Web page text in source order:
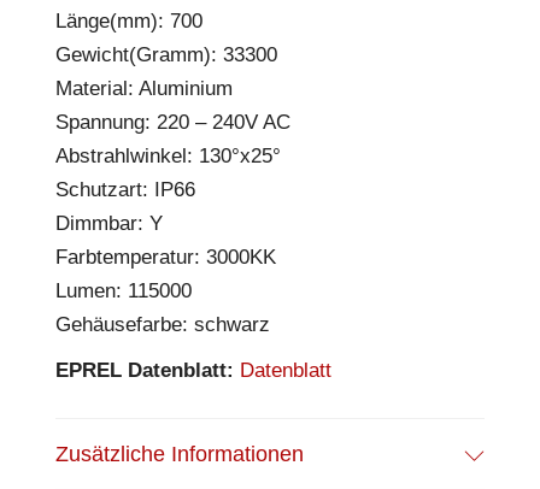
Länge(mm): 700
Gewicht(Gramm): 33300
Material: Aluminium
Spannung: 220 – 240V AC
Abstrahlwinkel: 130°x25°
Schutzart: IP66
Dimmbar: Y
Farbtemperatur: 3000KK
Lumen: 115000
Gehäusefarbe: schwarz
EPREL Datenblatt: Datenblatt
Zusätzliche Informationen